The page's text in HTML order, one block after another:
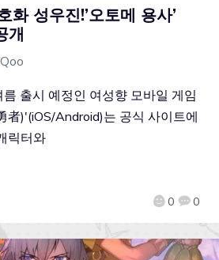
화 성우진!’오토메 용사’
개
0 0
출시 예정인 여성향 모바일 게임
者)'(iOS/Android)는 공식 사이트에
릭터와